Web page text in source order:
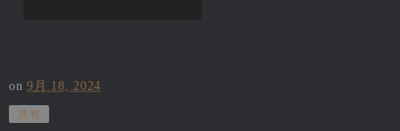
on9月 18, 2024
共有